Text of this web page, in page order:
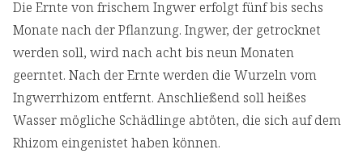
Die Ernte von frischem Ingwer erfolgt fünf bis sechs
Monate nach der Pflanzung. Ingwer, der getrocknet
werden soll, wird nach acht bis neun Monaten
geerntet. Nach der Ernte werden die Wurzeln vom
Ingwerrhizom entfernt. Anschließend soll heißes
Wasser mögliche Schädlinge abtöten, die sich auf dem
Rhizom eingenistet haben können.